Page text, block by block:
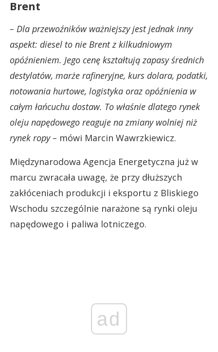
Brent
– Dla przewoźników ważniejszy jest jednak inny
aspekt: diesel to nie Brent z kilkudniowym
opóźnieniem. Jego cenę kształtują zapasy średnich
destylatów, marże rafineryjne, kurs dolara, podatki,
notowania hurtowe, logistyka oraz opóźnienia w
całym łańcuchu dostaw. To właśnie dlatego rynek
oleju napędowego reaguje na zmiany wolniej niż
rynek ropy – mówi Marcin Wawrzkiewicz.
Międzynarodowa Agencja Energetyczna już w
marcu zwracała uwagę, że przy dłuższych
zakłóceniach produkcji i eksportu z Bliskiego
Wschodu szczególnie narażone są rynki oleju
napędowego i paliwa lotniczego.
ad